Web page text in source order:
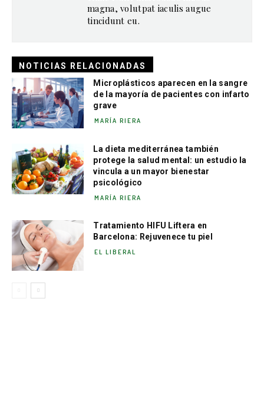
magna, volutpat iaculis augue
tincidunt eu.
NOTICIAS RELACIONADAS
Microplásticos aparecen en la sangre
de la mayoría de pacientes con infarto
grave
MARÍA RIERA
La dieta mediterránea también
protege la salud mental: un estudio la
vincula a un mayor bienestar
psicológico
MARÍA RIERA
Tratamiento HIFU Liftera en
Barcelona: Rejuvenece tu piel
EL LIBERAL